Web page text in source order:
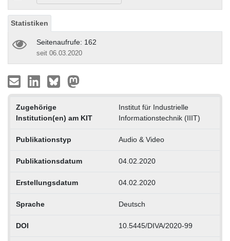
Statistiken
Seitenaufrufe: 162
seit 06.03.2020
Zugehörige
Institution(en) am KIT
Institut für Industrielle
Informationstechnik (IIIT)
Publikationstyp Audio & Video
Publikationsdatum 04.02.2020
Erstellungsdatum 04.02.2020
Sprache Deutsch
DOI 10.5445/DIVA/2020-99